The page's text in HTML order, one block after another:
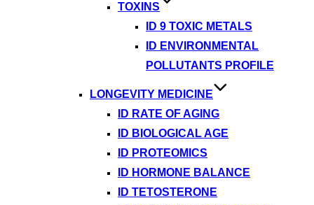
TOXINS
ID 9 TOXIC METALS
ID ENVIRONMENTAL
POLLUTANTS PROFILE
LONGEVITY MEDICINE
ID RATE OF AGING
ID BIOLOGICAL AGE
ID PROTEOMICS
ID HORMONE BALANCE
ID TETOSTERONE